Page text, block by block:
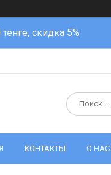
скидка 5%
КОНТАКТЫ О НАС